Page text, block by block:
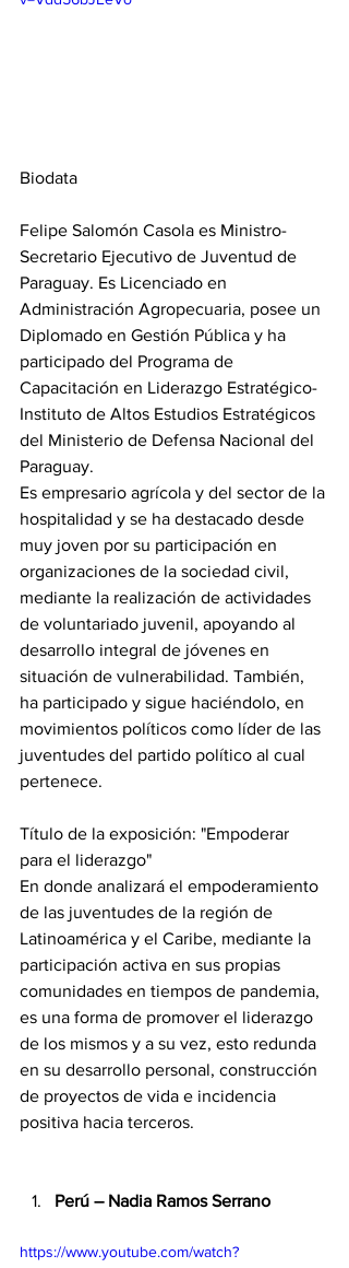
Biodata
Felipe Salomón Casola es Ministro-
Secretario Ejecutivo de Juventud de
Paraguay. Es Licenciado en
Administración Agropecuaria, posee un
Diplomado en Gestión Pública y ha
participado del Programa de
Capacitación en Liderazgo Estratégico-
Instituto de Altos Estudios Estratégicos
del Ministerio de Defensa Nacional del
Paraguay.
Es empresario agrícola y del sector de la
hospitalidad y se ha destacado desde
muy joven por su participación en
organizaciones de la sociedad civil,
mediante la realización de actividades
de voluntariado juvenil, apoyando al
desarrollo integral de jóvenes en
situación de vulnerabilidad. También,
ha participado y sigue haciéndolo, en
movimientos políticos como líder de las
juventudes del partido político al cual
pertenece.
Título de la exposición: "Empoderar
para el liderazgo"
En donde analizará el empoderamiento
de las juventudes de la región de
Latinoamérica y el Caribe, mediante la
participación activa en sus propias
comunidades en tiempos de pandemia,
es una forma de promover el liderazgo
de los mismos y a su vez, esto redunda
en su desarrollo personal, construcción
de proyectos de vida e incidencia
positiva hacia terceros.
Perú – Nadia Ramos Serrano
https://www.youtube.com/watch?